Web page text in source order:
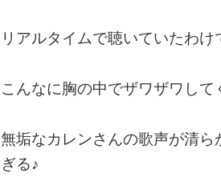
リアルタイムで聴いていたわけ
こんなに胸の中でザワザワして
無垢なカレンさんの歌声が清
ぎる♪